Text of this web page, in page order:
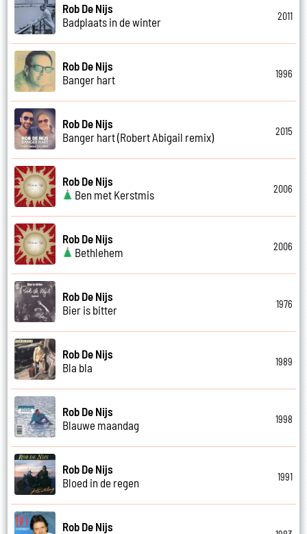
Rob De Nijs
Badplaats in de winter
2011
Rob De Nijs
Banger hart
1996
Rob De Nijs
Banger hart (Robert Abigail remix)
2015
Rob De Nijs
Ben met Kerstmis
2006
Rob De Nijs
Bethlehem
2006
Rob De Nijs
Bier is bitter
1976
Rob De Nijs
Bla bla
1989
Rob De Nijs
Blauwe maandag
1998
Rob De Nijs
Bloed in de regen
1991
Rob De Nijs